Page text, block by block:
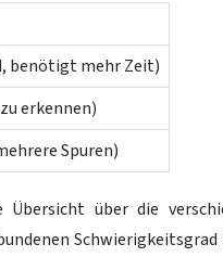
benötigt mehr Zeit)
erkennen)
Spuren)
über die